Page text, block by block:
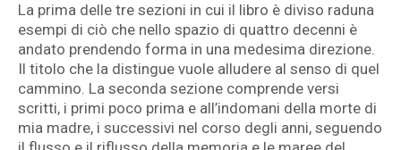
La prima delle tre sezioni in cui il libro è diviso raduna
esempi di ciò che nello spazio di quattro decenni è
andato prendendo forma in una medesima direzione.
Il titolo che la distingue vuole alludere al senso di quel
cammino. La seconda sezione comprende versi
scritti, i primi poco prima e all’indomani della morte di
mia madre, i successivi nel corso degli anni, seguendo